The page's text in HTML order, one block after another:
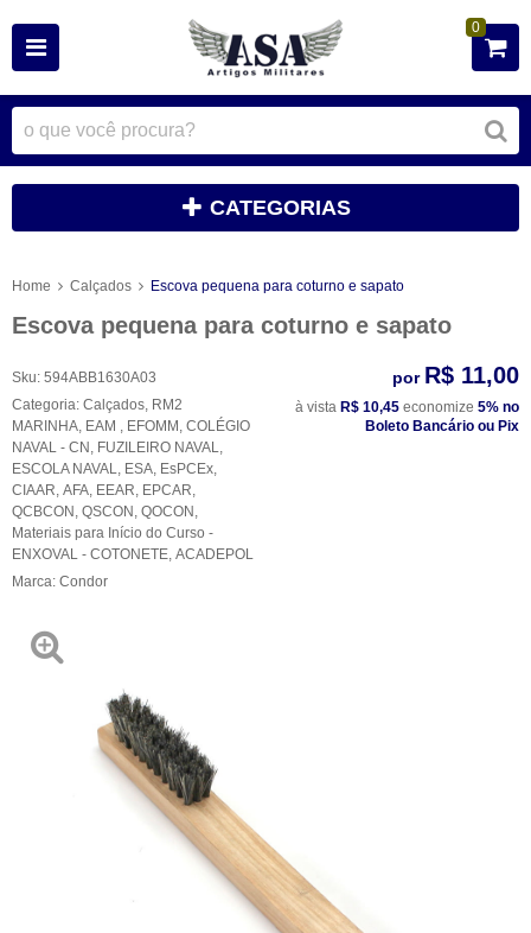
0
CATEGORIAS
Home Calçados Escova pequena para coturno e sapato
Escova pequena para coturno e sapato
Sku: 594ABB1630A03
Categoria: Calçados RM2
MARINHA EAM EFOMM COLÉGIO
NAVAL - CN FUZILEIRO NAVAL
ESCOLA NAVAL
ESA EsPCEx
CIAAR AFA EEAR EPCAR
QCBCON QSCON QOCON
Materiais para Início do Curso -
ENXOVAL - COTONETE ACADEPOL
Marca: Condor
por R$ 11,00
à vista R$ 10,45 economize 5% no
Boleto Bancário ou Pix